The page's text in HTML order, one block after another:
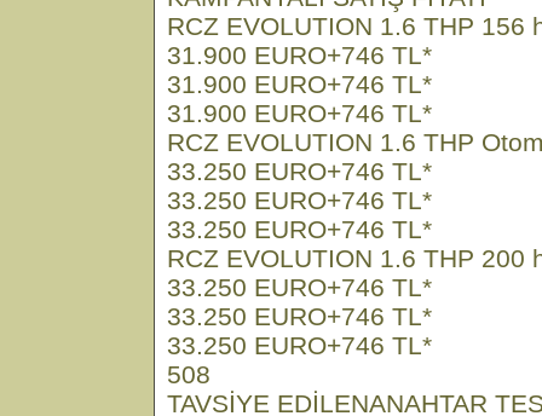
RCZ EVOLUTION 1.6 THP 156
31.900 EURO+746 TL*
31.900 EURO+746 TL*
31.900 EURO+746 TL*
RCZ EVOLUTION 1.6 THP
33.250 EURO+746 TL*
33.250 EURO+746 TL*
33.250 EURO+746 TL*
RCZ EVOLUTION 1.6 THP 200
33.250 EURO+746 TL*
33.250 EURO+746 TL*
33.250 EURO+746 TL*
508
TAVSİYE EDİLENANAHTAR